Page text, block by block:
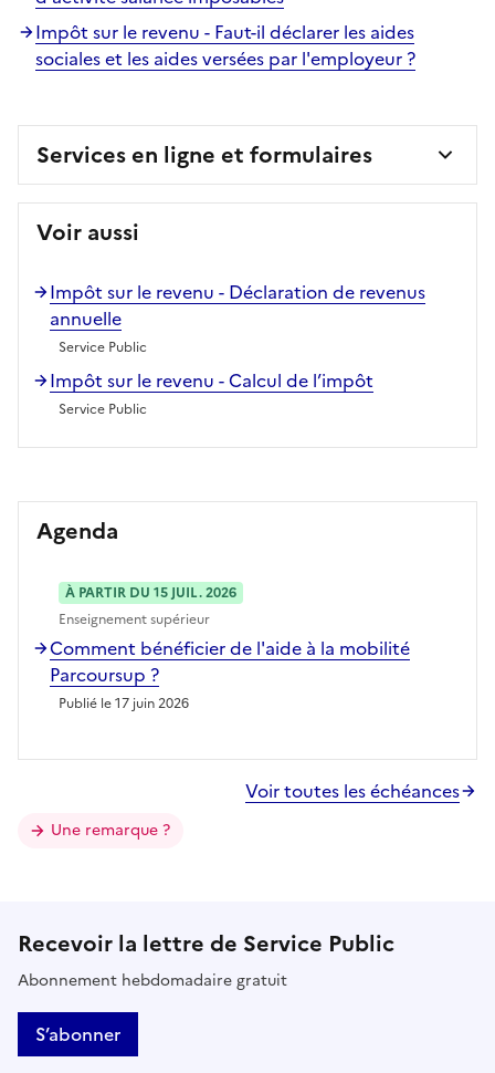
Impôt sur le revenu - Faut-il déclarer les aides
sociales et les aides versées par l'employeur ?
Services en ligne et formulaires
Voir aussi
Impôt sur le revenu - Déclaration de revenus
annuelle
Service Public
Impôt sur le revenu - Calcul de l’impôt
Service Public
Agenda
À PARTIR DU 15 JUIL. 2026
Enseignement supérieur
Comment bénéficier de l'aide à la mobilité
Parcoursup ?
Publié le 17 juin 2026
Voir toutes les échéances
Une remarque ?
Recevoir la lettre de Service Public
Abonnement hebdomadaire gratuit
S’abonner